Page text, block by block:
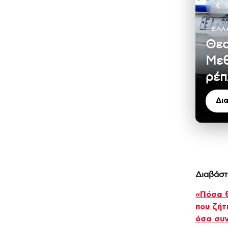
«Πόσα
που
όσα